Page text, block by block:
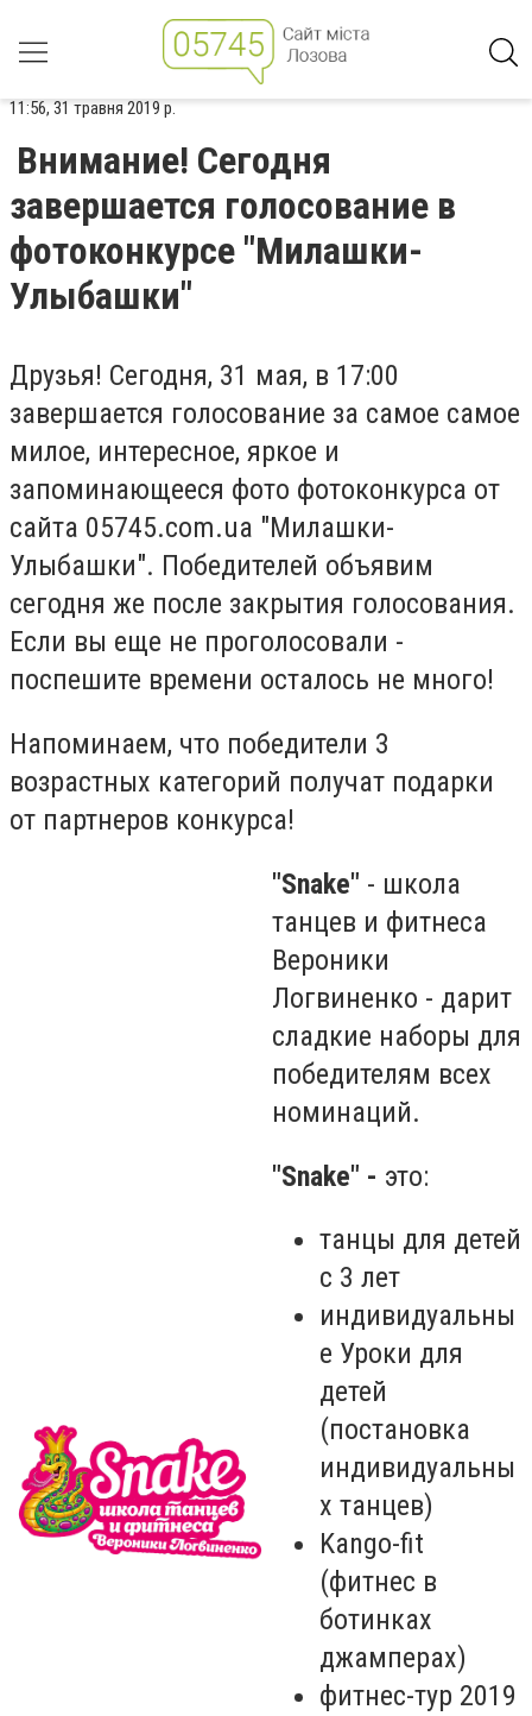
11:56, 31 травня 2019 р.
Внимание! Сегодня
завершается голосование в
фотоконкурсе "Милашки-
Улыбашки"
Друзья! Сегодня, 31 мая, в 17:00
завершается голосование за самое самое
милое, интересное, яркое и
запоминающееся фото фотоконкурса от
сайта 05745.com.ua "Милашки-
Улыбашки". Победителей объявим
сегодня же после закрытия голосования.
Если вы еще не проголосовали -
поспешите времени осталось не много!
Напоминаем, что победители 3
возрастных категорий получат подарки
от партнеров конкурса!
"Snake" - школа
танцев и фитнеса
Вероники
Логвиненко - дарит
сладкие наборы для
победителям всех
номинаций.
"Snake" - это:
танцы для детей
с 3 лет
индивидуальны
е Уроки для
детей
(постановка
индивидуальны
х танцев)
Kango-fit
(фитнес в
ботинках
джамперах)
фитнес-тур 2019